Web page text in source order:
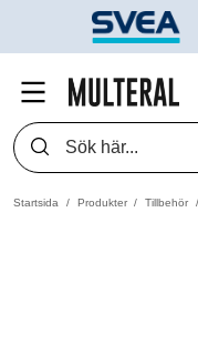
Startsida Produkter Tillbehör